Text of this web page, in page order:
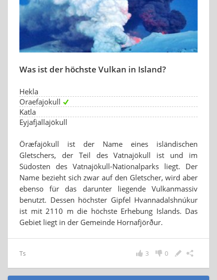
Was ist der höchste Vulkan in Island?
Hekla
Oraefajokull
Katla
Eyjafjallajökull
Öræfajökull ist der Name eines isländischen
Gletschers, der Teil des Vatnajökull ist und im
Südosten des Vatnajökull-Nationalparks liegt. Der
Name bezieht sich zwar auf den Gletscher, wird aber
ebenso für das darunter liegende Vulkanmassiv
benutzt. Dessen höchster Gipfel Hvannadalshnúkur
ist mit 2110 m die höchste Erhebung Islands. Das
Gebiet liegt in der Gemeinde Hornafjörður.
Ts 0
3